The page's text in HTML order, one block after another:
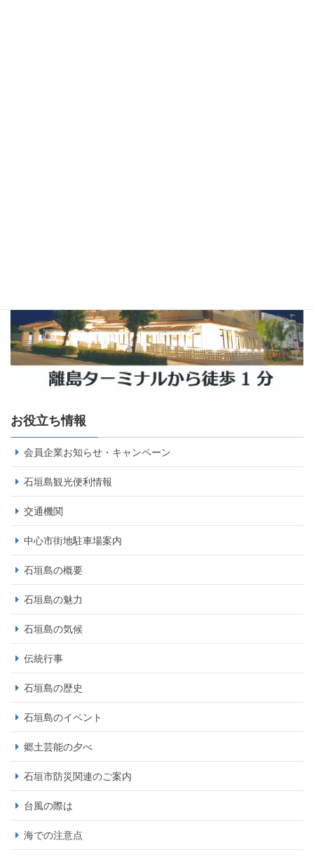
お役立ち情報
会員企業お知らせ・キャンペーン
石垣島観光便利情報
交通機関
中心市街地駐車場案内
石垣島の概要
石垣島の魅力
石垣島の気候
伝統行事
石垣島の歴史
石垣島のイベント
郷土芸能の夕べ
石垣市防災関連のご案内
台風の際は
海での注意点